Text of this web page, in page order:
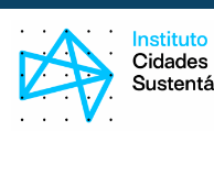
Ir
para
conteúdo